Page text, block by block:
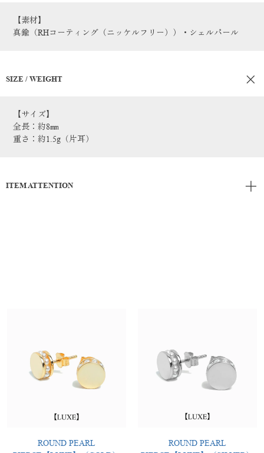
【素材】
真鍮（RHコーティング（ニッケルフリー））・シェルパール
SIZE / WEIGHT
【サイズ】
全長：約8㎜
重さ：約1.5g（片耳）
ITEM ATTENTION
ROUND PEARL
ROUND PEARL